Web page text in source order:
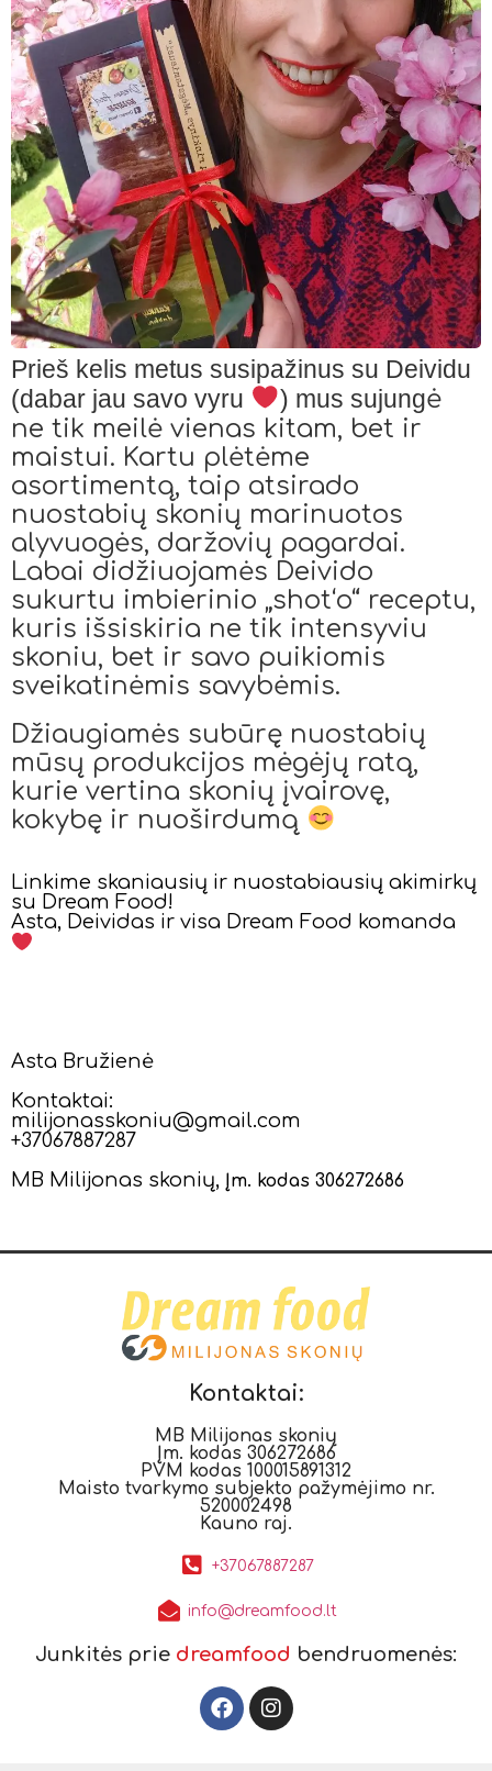
Prieš kelis metus susipažinus su Deividu
(dabar jau savo vyru
) mus sujungė
ne tik meilė vienas kitam, bet ir
maistui. Kartu plėtėme
asortimentą, taip atsirado
nuostabių skonių marinuotos
alyvuogės, daržovių pagardai.
Labai didžiuojamės Deivido
sukurtu imbierinio „shot‘o“ receptu,
kuris išsiskiria ne tik intensyviu
skoniu, bet ir savo puikiomis
sveikatinėmis savybėmis.
Džiaugiamės subūrę nuostabių
mūsų produkcijos mėgėjų ratą,
kurie vertina skonių įvairovę,
kokybę ir nuoširdumą
Linkime skaniausių ir nuostabiausių akimirkų
su Dream Food!
Asta, Deividas ir visa Dream Food komanda
Asta Bružienė
Kontaktai:
milijonasskoniu@gmail.com
+37067887287
MB Milijonas skonių, Įm. kodas 306272686
Kontaktai:
MB Milijonas skonių
Įm. kodas 306272686
PVM kodas 100015891312
Maisto tvarkymo subjekto pažymėjimo nr.
520002498
Kauno raj.
+37067887287
info@dreamfood.lt
Junkitės prie dreamfood bendruomenės: